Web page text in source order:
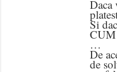
Daca
Si
CUM
…
De
de